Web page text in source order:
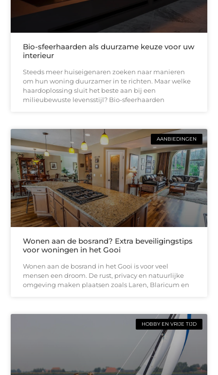
Bio-sfeerhaarden als duurzame keuze voor uw
interieur
Steeds meer huiseigenaren zoeken naar manieren
om hun woning duurzamer in te richten. Maar welke
haardoplossing sluit het beste aan bij een
milieubewuste levensstijl? Bio-sfeerhaarden
AANBIEDINGEN
Wonen aan de bosrand? Extra beveiligingstips
voor woningen in het Gooi
Wonen aan de bosrand in het Gooi is voor veel
mensen een droom. De rust, privacy en natuurlijke
omgeving maken plaatsen zoals Laren, Blaricum en
HOBBY EN VRIJE TIJD